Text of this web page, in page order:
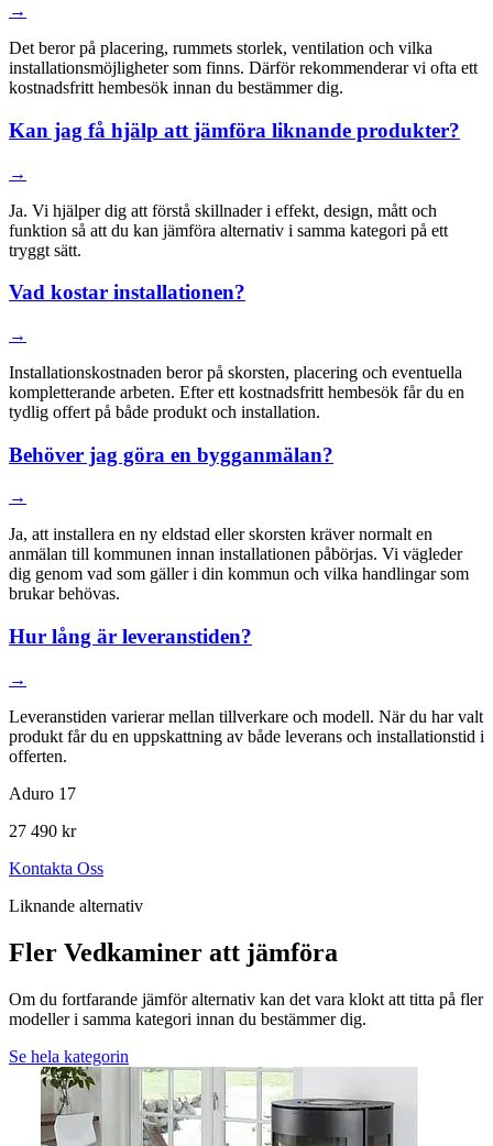
→
Det beror på placering, rummets storlek, ventilation och vilka
installationsmöjligheter som finns. Därför rekommenderar vi ofta ett
kostnadsfritt hembesök innan du bestämmer dig.
Kan jag få hjälp att jämföra liknande produkter?
→
Ja. Vi hjälper dig att förstå skillnader i effekt, design, mått och
funktion så att du kan jämföra alternativ i samma kategori på ett
tryggt sätt.
Vad kostar installationen?
→
Installationskostnaden beror på skorsten, placering och eventuella
kompletterande arbeten. Efter ett kostnadsfritt hembesök får du en
tydlig offert på både produkt och installation.
Behöver jag göra en bygganmälan?
→
Ja, att installera en ny eldstad eller skorsten kräver normalt en
anmälan till kommunen innan installationen påbörjas. Vi vägleder
dig genom vad som gäller i din kommun och vilka handlingar som
brukar behövas.
Hur lång är leveranstiden?
→
Leveranstiden varierar mellan tillverkare och modell. När du har valt
produkt får du en uppskattning av både leverans och installationstid i
offerten.
Aduro 17
27 490 kr
Kontakta Oss
Liknande alternativ
Fler Vedkaminer att jämföra
Om du fortfarande jämför alternativ kan det vara klokt att titta på fler
modeller i samma kategori innan du bestämmer dig.
Se hela kategorin